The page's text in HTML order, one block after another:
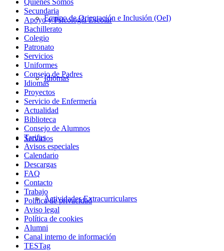
Equipo de Orientación e Inclusión (OeI)
Idiomas
Servicios
Actividades Extracurriculares
Quiénes Somos
Secundaria
Apoyo y Psicología Escolar
Bachillerato
Colegio
Patronato
Servicios
Uniformes
Consejo de Padres
Idiomas
Proyectos
Servicio de Enfermería
Actualidad
Biblioteca
Consejo de Alumnos
Tarifas
Avisos especiales
Calendario
Descargas
FAQ
Contacto
Trabajo
Política de privacidad
Aviso legal
Política de cookies
Alumni
Canal interno de información
TESTag